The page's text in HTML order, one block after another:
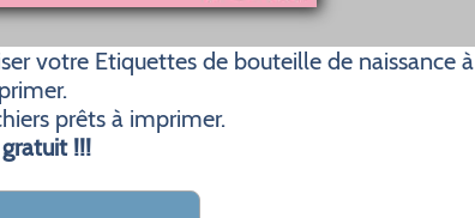
votre Etiquettes de bouteille de naissance à
prêts à imprimer.
!!!